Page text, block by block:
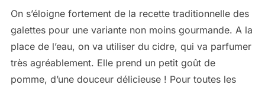
On s’éloigne fortement de la recette traditionnelle des
galettes pour une variante non moins gourmande. A la
place de l’eau, on va utiliser du cidre, qui va parfumer
très agréablement. Elle prend un petit goût de
pomme, d’une douceur délicieuse ! Pour toutes les